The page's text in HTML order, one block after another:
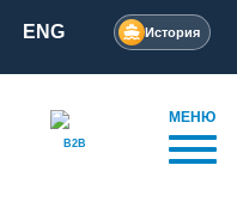
ENG История
B2B
МЕНЮ